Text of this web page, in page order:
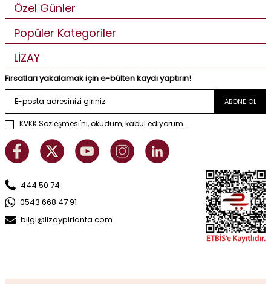
Özel Günler
Popüler Kategoriler
LİZAY
Fırsatları yakalamak için e-bülten kaydı yaptırın!
ABONE OL
KVKK Sözleşmesi'ni, okudum, kabul ediyorum.
444 50 74
0543 668 47 91
bilgi@lizaypirlanta.com